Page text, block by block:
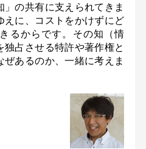
」の共有に支えられてきま
えに、コストをかけずにど
るからです。その知（情
占させる特許や著作権と
あるのか、一緒に考えま